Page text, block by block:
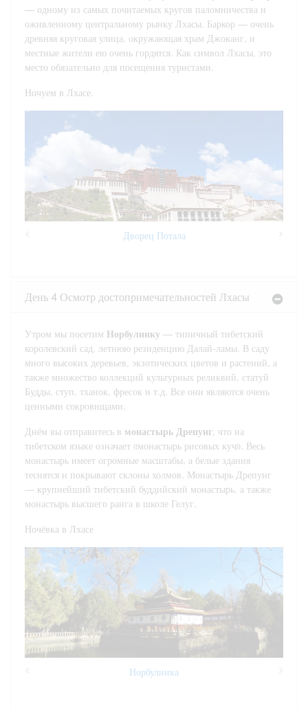
— одному из самых почитаемых кругов паломничества и
оживленному центральному рынку Лхасы. Баркор — очень
древняя круговая улица, окружающая храм Джоканг, и
местные жители ею очень гордятся. Как символ Лхасы, это
место обязательно для посещения туристами.
Ночуем в Лхасе.
Дворец Потала
День 4 Осмотр достопримечательностей Лхасы
Утром мы посетим Норбулинку — типичный тибетский
королевский сад, летнюю резиденцию Далай-ламы. В саду
много высоких деревьев, экзотических цветов и растений, а
также множество коллекций культурных реликвий, статуй
Будды, ступ, тханок, фресок и т.д. Все они являются очень
ценными сокровищами.
Днём вы отправитесь в монастырь Дрепунг, что на
тибетском языке означает «монастырь рисовых куч». Весь
монастырь имеет огромные масштабы, а белые здания
теснятся и покрывают склоны холмов. Монастырь Дрепунг
— крупнейший тибетский буддийский монастырь, а также
монастырь высшего ранга в школе Гелуг.
Ночёвка в Лхасе
Норбулинка